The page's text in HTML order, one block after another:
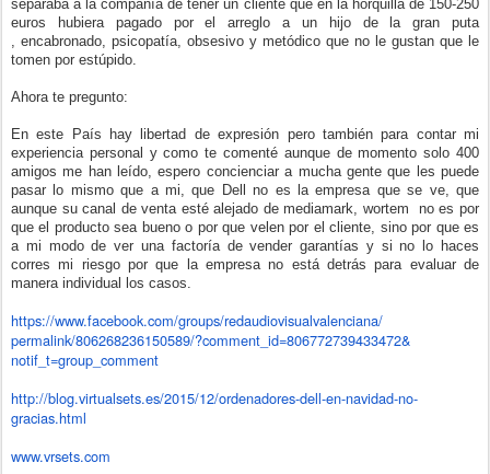
separaba a la compañía de tener un cliente que en la horquilla de 150-250
euros hubiera pagado por el arreglo a un hijo de la gran puta
, encabronado, psicopatía, obsesivo y metódico que no le gustan que le
tomen por estúpido.
Ahora te pregunto:
En este País hay libertad de expresión pero también para contar mi
experiencia personal y como te comenté aunque de momento solo 400
amigos me han leído, espero concienciar a mucha gente que les puede
pasar lo mismo que a mi, que Dell no es la empresa que se ve, que
aunque su canal de venta esté alejado de mediamark, wortem no es por
que el producto sea bueno o por que velen por el cliente, sino por que es
a mi modo de ver una factoría de vender garantías y si no lo haces
corres mi riesgo por que la empresa no está detrás para evaluar de
manera individual los casos.
https://www.facebook.com/groups/redaudiovisualvalenciana/
permalink/806268236150589/?comment_id=806772739433472&
notif_t=group_comment
http://blog.virtualsets.es/2015/12/ordenadores-dell-en-navidad-no-
gracias.html
www.vrsets.com